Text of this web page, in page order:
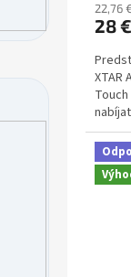
22,76
28 €
XTAR
na